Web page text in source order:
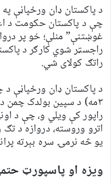
د پاکستان ډان ورځپاڼې
چې د پاکستان حکومت د
غوښتنې” منلې؛ خو پر
راجسټر شوي کارګر د
راتګ کولای شي.
د پاکستان ډان ورځپاڼې
۳مه) د سپین بولدک چمن
راپور کې ویلي و، چې د
اترو وروسته، دروازه د
یو څه نرمۍ سره بېرته
ویزه او پاسپورټ